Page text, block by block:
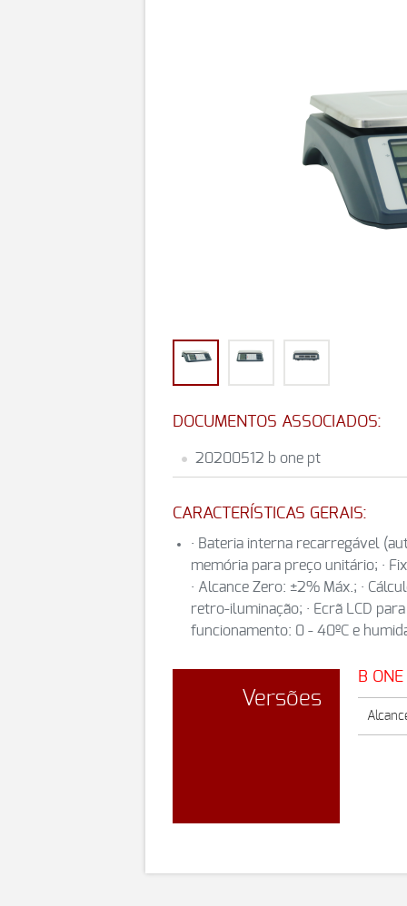
DOCUMENTOS ASSOCIADOS:
20200512 b one pt
CARACTERÍSTICAS GERAIS:
· Bateria interna recarregável
memória para preço unitário; ·
· Alcance Zero: ±2% Máx.; ·
retro-iluminação; · Ecrã LCD
funcionamento: 0 - 40ºC e
Versões
B